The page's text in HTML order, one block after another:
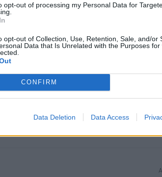
opt-out of processing my Personal Data for
opt-out of Collection, Use, Retention, Sale, and/or
Data that Is Unrelated with the Purposes for
CONFIRM
Data Deletion Data Access
el dia de descans del Tour de França, o
clàssiques World Tour, augura grans
a uns anys. Ara en té 24. S’entreveu també
hi les quatre comarques, a l’altura del
des de la sortida pels carrers